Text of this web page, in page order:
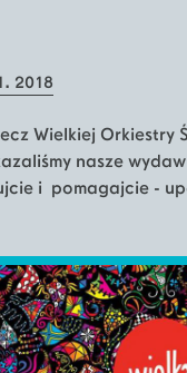
2018
Wielkiej Orkiestry
nasze
i pomagajcie -